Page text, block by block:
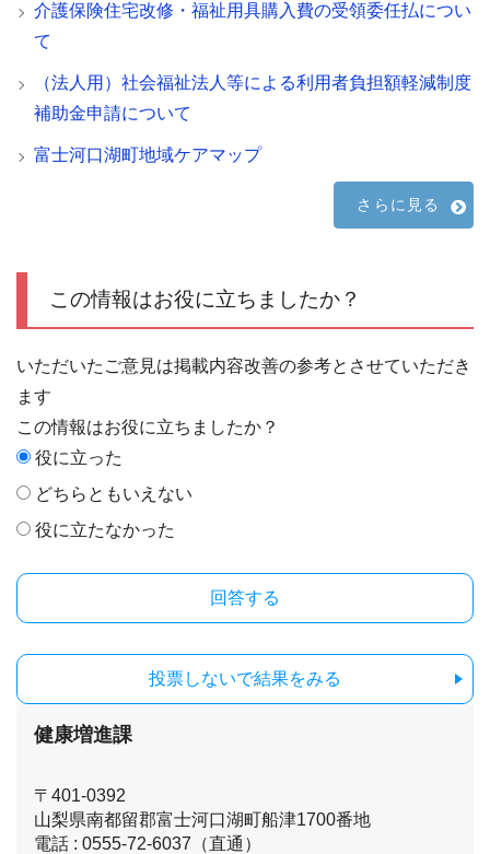
介護保険住宅改修・福祉用具購入費の受領委任払につい
て
（法人用）社会福祉法人等による利用者負担額軽減制度
補助金申請について
富士河口湖町地域ケアマップ
さらに見る
この情報はお役に立ちましたか？
いただいたご意見は掲載内容改善の参考とさせていただき
ます
この情報はお役に立ちましたか？
役に立った
どちらともいえない
役に立たなかった
投票しないで結果をみる
健康増進課
〒401-0392
山梨県南都留郡富士河口湖町船津1700番地
電話 : 0555-72-6037（直通）